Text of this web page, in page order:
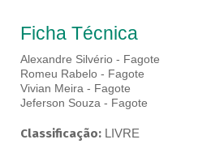
Ficha Técnica
Alexandre Silvério - Fagote
Romeu Rabelo - Fagote
Vivian Meira - Fagote
Jeferson Souza - Fagote
Classificação: LIVRE